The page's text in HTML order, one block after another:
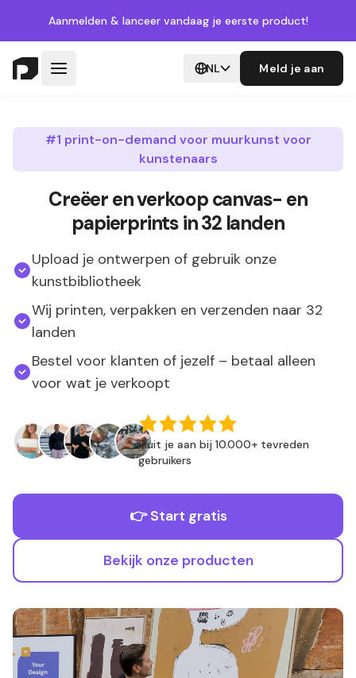
Aanmelden & lanceer vandaag je eerste product!
NL Meld je aan
#1 print-on-demand voor muurkunst voor
kunstenaars
Creëer en verkoop canvas- en
papierprints in 32 landen
Upload je ontwerpen of gebruik onze
kunstbibliotheek
Wij printen, verpakken en verzenden naar 32
landen
Bestel voor klanten of jezelf – betaal alleen
voor wat je verkoopt
Sluit je aan bij 10.000+ tevreden
gebruikers
👉 Start gratis
Bekijk onze producten